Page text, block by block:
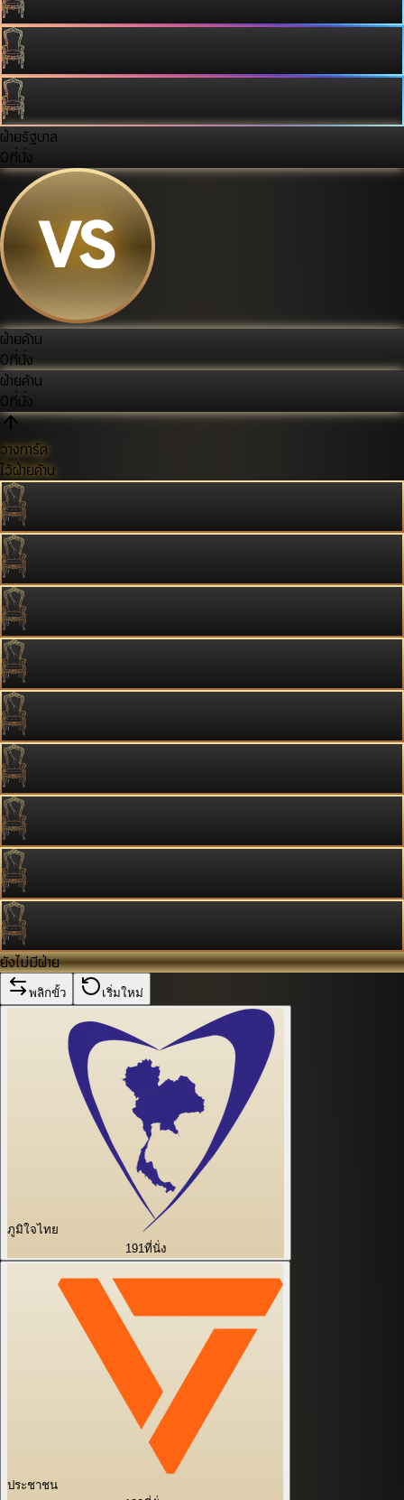
ฝ่ายรัฐบาล
0ที่นั่ง
ฝ่ายค้าน
0ที่นั่ง
ฝ่ายค้าน
0ที่นั่ง
วางการ์ด
ไว้ฝ่ายค้าน
ยังไม่มีฝ่าย
พลิกขั้ว เริ่มใหม่
ภูมิใจไทย
191ที่นั่ง
ประชาชน